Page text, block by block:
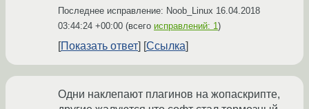
Последнее исправление: Noob_Linux 16.04.2018
03:44:24 +00:00 (всего исправлений: 1)
Показать ответ Ссылка
Одни наклепают плагинов на жопаскрипте,